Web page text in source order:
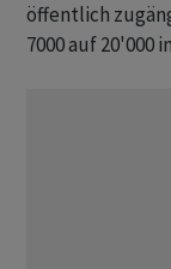
öffentlich
7000 auf 20'000